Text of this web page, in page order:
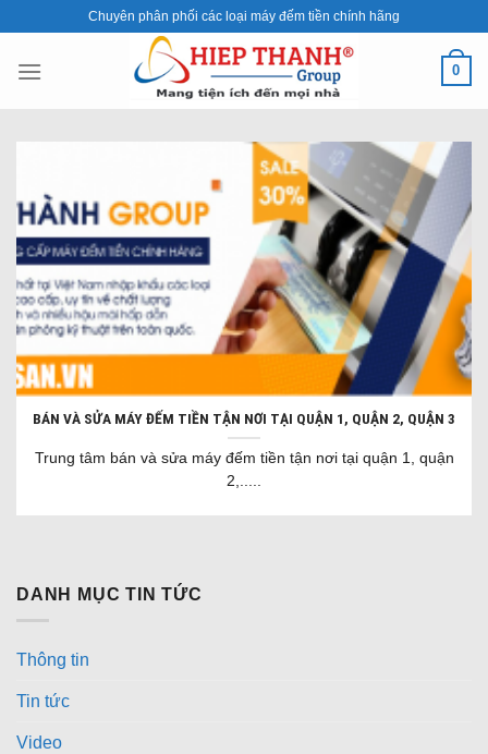
content
Chuyên phân phối các loại máy đếm tiền chính hãng
0
BÁN VÀ SỬA MÁY ĐẾM TIỀN TẬN NƠI TẠI QUẬN 1, QUẬN 2, QUẬN 3
Trung tâm bán và sửa máy đếm tiền tận nơi tại quận 1, quận
2,.....
DANH MỤC TIN TỨC
Thông tin
Tin tức
Video